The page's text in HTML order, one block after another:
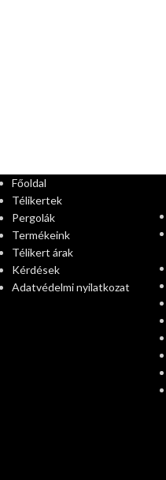
Főoldal
Télikertek
Pergolák
Termékeink
Télikert árak
Kérdések
Adatvédelmi nyilatkozat